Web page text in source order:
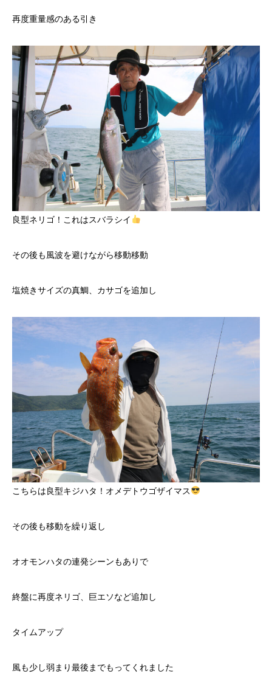
再度重量感のある引き
良型ネリゴ！これはスバラシイ
その後も風波を避けながら移動移動
塩焼きサイズの真鯛、カサゴを追加し
こちらは良型キジハタ！オメデトウゴザイマス
その後も移動を繰り返し
オオモンハタの連発シーンもありで
終盤に再度ネリゴ、巨エソなど追加し
タイムアップ
風も少し弱まり最後までもってくれました